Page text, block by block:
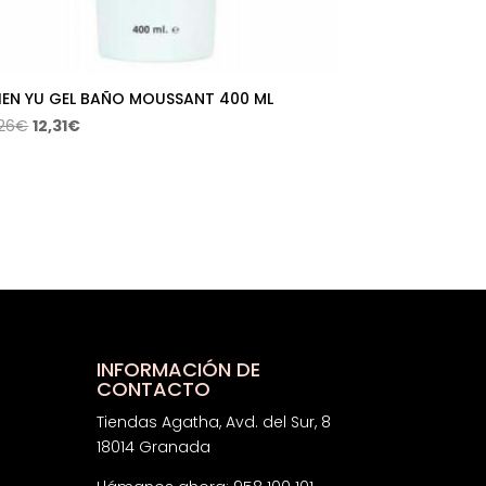
YU GEL BAÑO MOUSSANT 400 ML
€El
12,31€El
INFORMACIÓN DE
CONTACTO
Tiendas Agatha, Avd. del Sur, 8
18014 Granada